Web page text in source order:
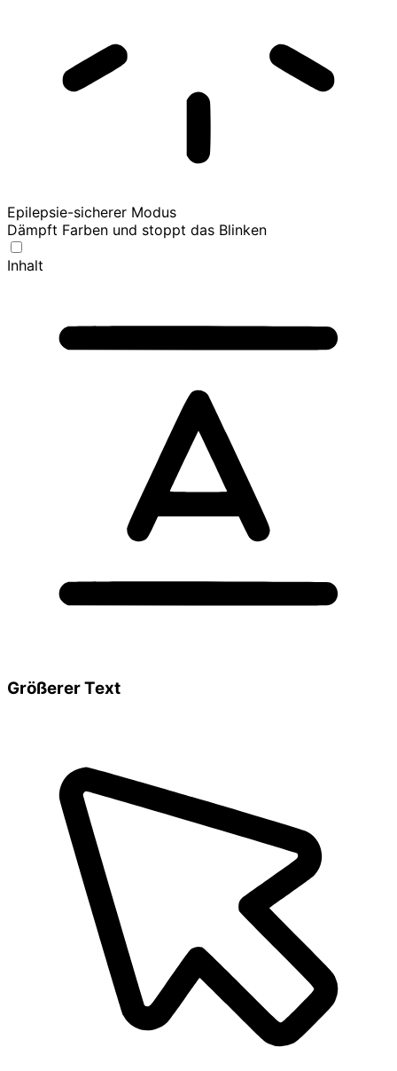
Epilepsie-sicherer Modus
Dämpft Farben und stoppt das Blinken
Inhalt
Größerer Text